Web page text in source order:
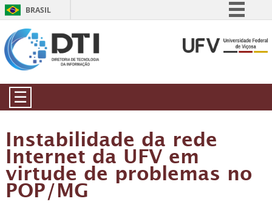
BRASIL
Comunica BR
☰
Instabilidade da rede
Internet da UFV em
virtude de problemas no
POP/MG